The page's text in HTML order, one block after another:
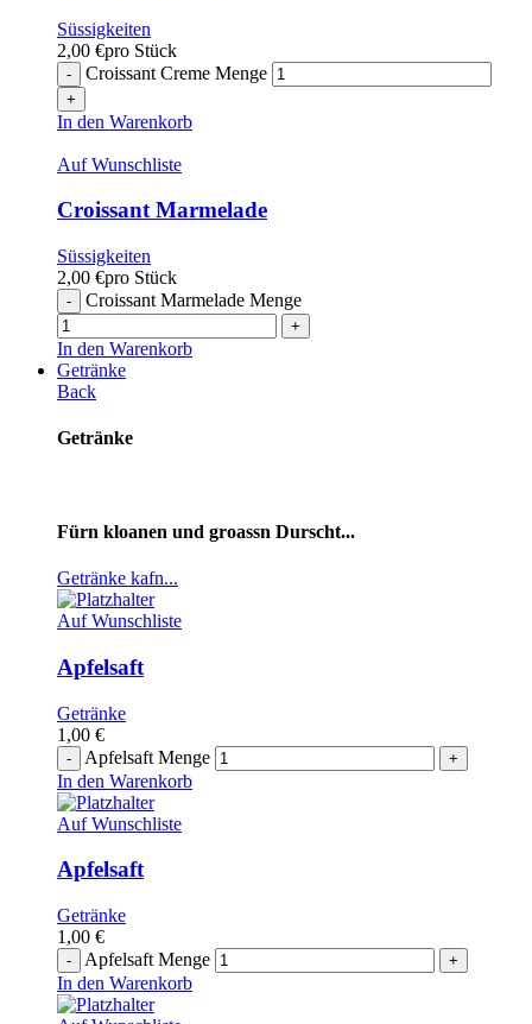
Süssigkeiten
2,00 €pro Stück
Croissant Creme Menge
In den Warenkorb
Auf Wunschliste
Croissant Marmelade
Süssigkeiten
2,00 €pro Stück
Croissant Marmelade Menge
In den Warenkorb
Getränke
Back
Getränke
Fürn kloanen und groassn Durscht...
Getränke kafn...
Auf Wunschliste
Apfelsaft
Getränke
1,00 €
Apfelsaft Menge
In den Warenkorb
Auf Wunschliste
Apfelsaft
Getränke
1,00 €
Apfelsaft Menge
In den Warenkorb